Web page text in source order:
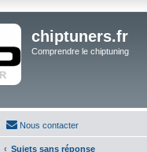
chiptuners.fr
Comprendre le chiptuning
Nous contacter
Sujets sans réponse